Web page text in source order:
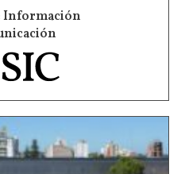
Información